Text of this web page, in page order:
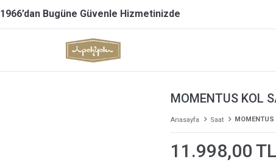
1966’dan Bugüne Güvenle Hizmetinizde
MOMENTUS KOL
Anasayfa Saat
11.998,00 TL